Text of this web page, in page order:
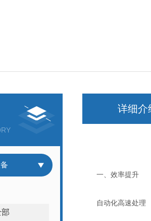
详细介
一、效率提升
‌自动化高速处理‌